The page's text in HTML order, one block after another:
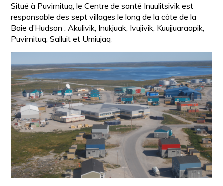
Situé à Puvirnituq, le Centre de santé Inuulitsivik est
responsable des sept villages le long de la côte de la
Baie d’Hudson : Akulivik, Inukjuak, Ivujivik, Kuujjuaraapik,
Puvirnituq, Salluit et Umiujaq.